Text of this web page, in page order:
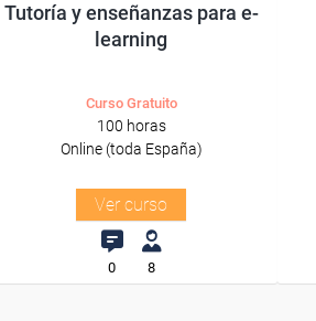
Tutoría y enseñanzas para e-
learning
Curso Gratuito
100 horas
Online (toda España)
Ver curso
0 8